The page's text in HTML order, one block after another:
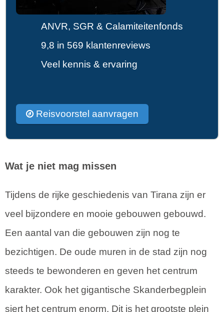
ANVR, SGR & Calamiteitenfonds
9,8 in 569 klantenreviews
Veel kennis & ervaring
Reisvoorstel aanvragen
Wat je niet mag missen
Tijdens de rijke geschiedenis van Tirana zijn er
veel bijzondere en mooie gebouwen gebouwd.
Een aantal van die gebouwen zijn nog te
bezichtigen. De oude muren in de stad zijn nog
steeds te bewonderen en geven het centrum
karakter. Ook het gigantische Skanderbegplein
siert het centrum enorm. Dit is het grootste plein